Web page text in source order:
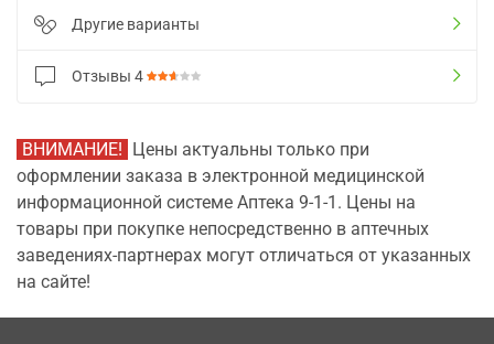
Другие варианты
Отзывы 4
ВНИМАНИЕ! Цены актуальны только при
оформлении заказа в электронной медицинской
информационной системе Аптека 9-1-1. Цены на
товары при покупке непосредственно в аптечных
заведениях-партнерах могут отличаться от указанных
на сайте!